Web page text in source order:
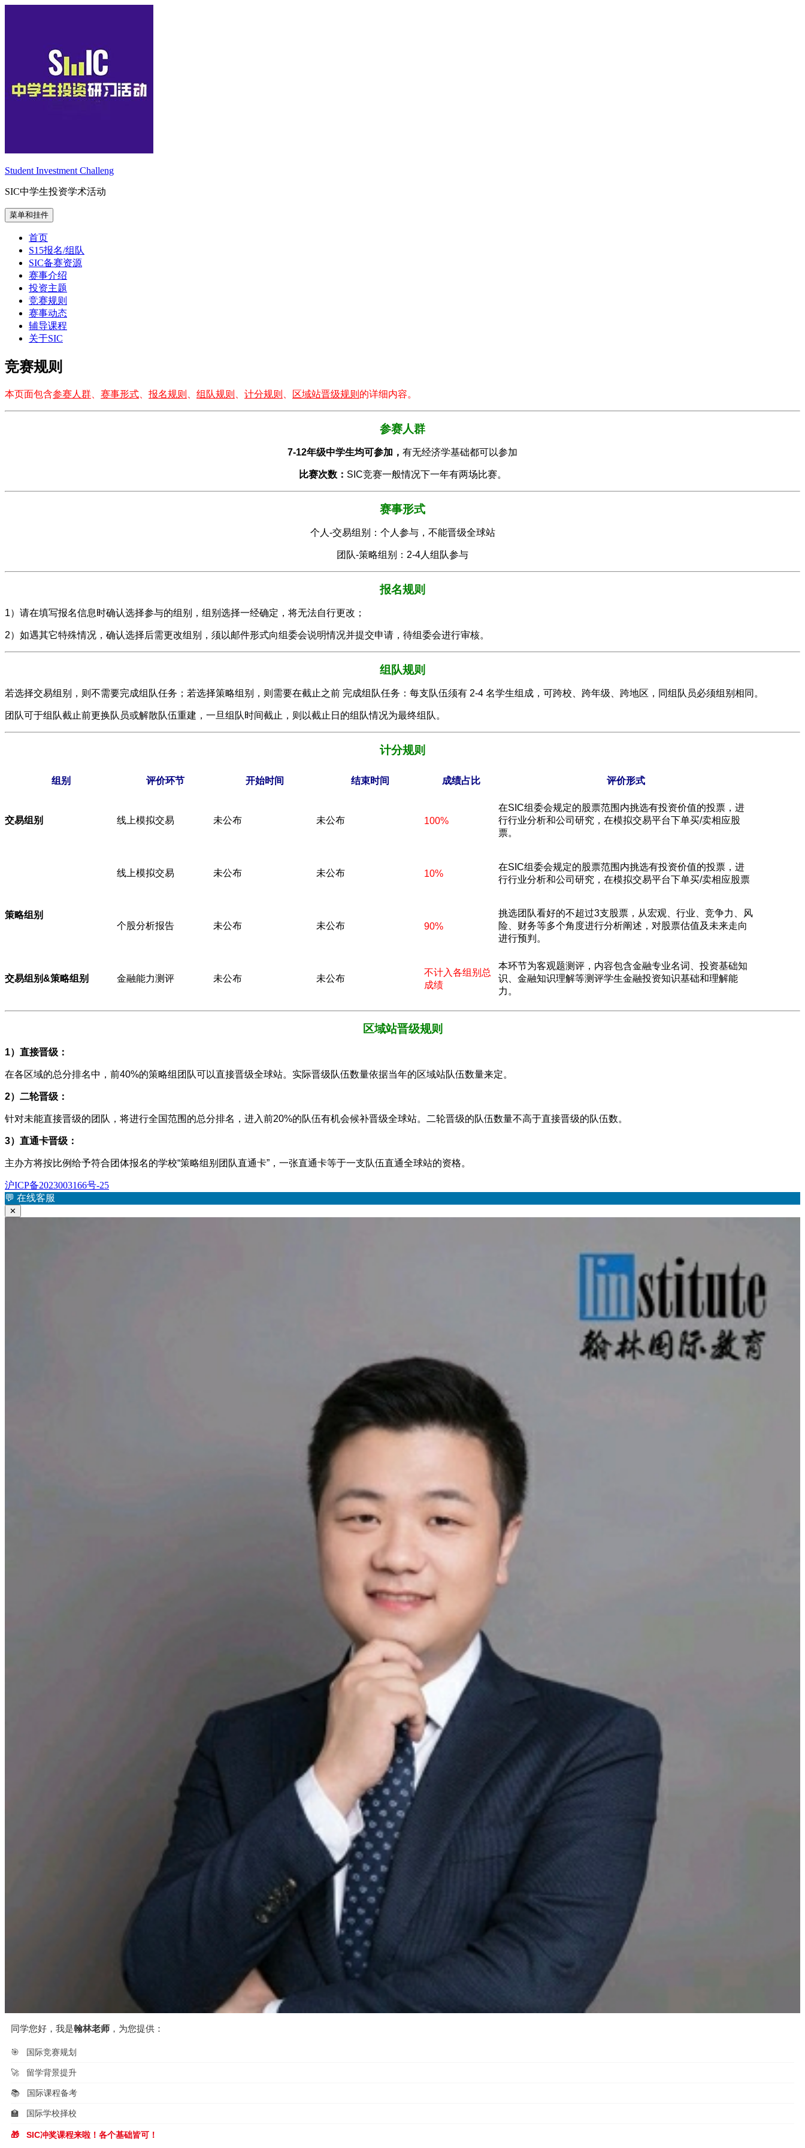
Student Investment Challeng
SIC中学生投资学术活动
菜单和挂件
首页
S15报名/组队
SIC备赛资源
赛事介绍
投资主题
竞赛规则
赛事动态
辅导课程
关于SIC
竞赛规则
本页面包含参赛人群 赛事形式 报名规则 组队规则 计分规则 区域站晋级规则 的详细内容。
参赛人群
7-12年级中学生均可参加， 有无经济学基础都可以参加
比赛次数： SIC竞赛一般情况下一年有两场比赛。
赛事形式
个人-交易组别：个人参与，不能晋级全球站
团队-策略组别：2-4人组队参与
报名规则
1）请在填写报名信息时确认选择参与的组别，组别选择一经确定，将无法自行更改；
2）如遇其它特殊情况，确认选择后需更改组别，须以邮件形式向组委会说明情况并提交申请，待组委会进行审核。
组队规则
若选择交易组别，则不需要完成组队任务；若选择策略组别，则需要在截止之前 完成组队任务：每支队伍须有 2-4 名学生组成，可跨校、跨年级、跨地区，同组队员必须组别相同。
团队可于组队截止前更换队员或解散队伍重建，一旦组队时间截止，则以截止日的组队情况为最终组队。
计分规则
组别 评价环节 开始时间 结束时间 成绩占比 评价形式
交易组别 线上模拟交易 未公布 未公布 100%
在SIC组委会规定的股票范围内挑选有投资价值的投票，进
行行业分析和公司研究，在模拟交易平台下单买/卖相应股
票。
策略组别
线上模拟交易 未公布 未公布 10%
在SIC组委会规定的股票范围内挑选有投资价值的投票，进
行行业分析和公司研究，在模拟交易平台下单买/卖相应股票
个股分析报告 未公布 未公布 90%
挑选团队看好的不超过3支股票，从宏观、行业、竞争力、风
险、财务等多个角度进行分析阐述，对股票估值及未来走向
进行预判。
交易组别&策略组别 金融能力测评 未公布 未公布
不计入各组别总
成绩
本环节为客观题测评，内容包含金融专业名词、投资基础知
识、金融知识理解等测评学生金融投资知识基础和理解能
力。
区域站晋级规则
1）直接晋级：
在各区域的总分排名中，前40%的策略组团队可以直接晋级全球站。实际晋级队伍数量依据当年的区域站队伍数量来定。
2）二轮晋级：
针对未能直接晋级的团队，将进行全国范围的总分排名，进入前20%的队伍有机会候补晋级全球站。二轮晋级的队伍数量不高于直接晋级的队伍数。
3）直通卡晋级：
主办方将按比例给予符合团体报名的学校“策略组别团队直通卡”，一张直通卡等于一支队伍直通全球站的资格。
沪ICP备2023003166号-25
💬 在线客服
✕
同学您好，我是翰林老师 ，为您提供：
🎯 国际竞赛规划
🚀 留学背景提升
📚 国际课程备考
🏫 国际学校择校
🎁 SIC冲奖课程来啦！各个基础皆可！